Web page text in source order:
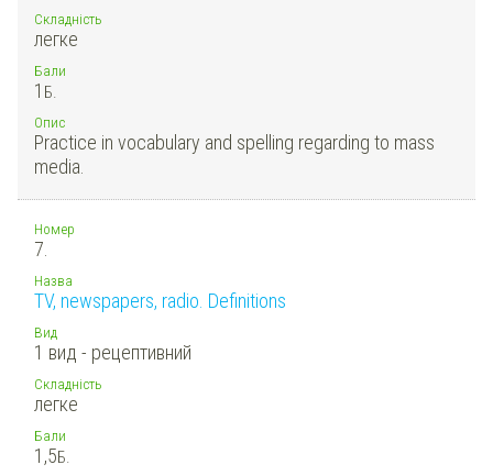
Складність
легке
Бали
1 Б.
Опис
Practice in vocabulary and spelling regarding to mass
media.
Номер
7.
Назва
TV, newspapers, radio. Definitions
Вид
1 вид - рецептивний
Складність
легке
Бали
1,5Б.